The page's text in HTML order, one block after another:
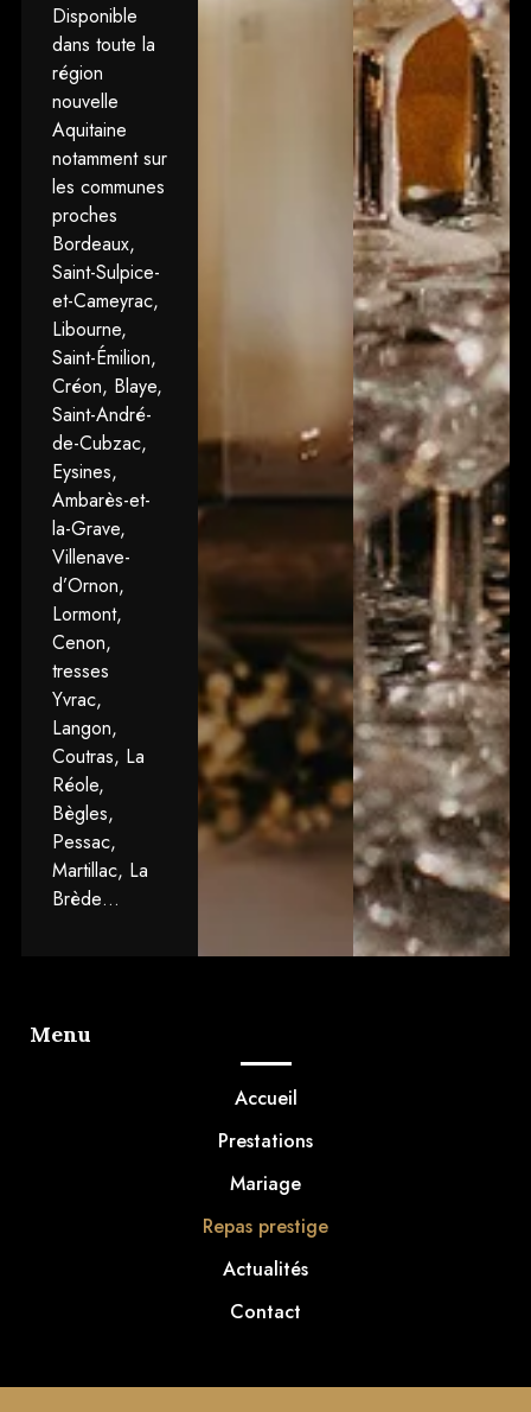
Disponible
dans toute la
région
nouvelle
Aquitaine
notamment sur
les communes
proches
Bordeaux,
Saint-Sulpice-
et-Cameyrac,
Libourne,
Saint-Émilion,
Créon, Blaye,
Saint-André-
de-Cubzac,
Eysines,
Ambarès-et-
la-Grave,
Villenave-
d’Ornon,
Lormont,
Cenon,
tresses
Yvrac,
Langon,
Coutras, La
Réole,
Bègles,
Pessac,
Martillac, La
Brède…
Menu
Accueil
Prestations
Mariage
Repas prestige
Actualités
Contact